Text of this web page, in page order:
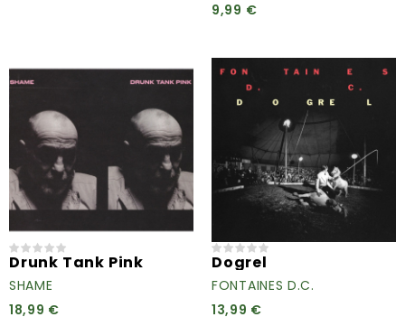
9,99 €
Drunk Tank Pink
SHAME
18,99 €
Dogrel
FONTAINES D.C.
13,99 €